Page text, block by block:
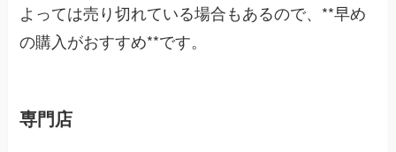
よっては売り切れている場合もあるので、**早め
の購入がおすすめ**です。
専門店